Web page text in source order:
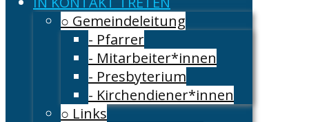
○ Gemeindeleitung
- Pfarrer
- Mitarbeiter*innen
- Presbyterium
- Kirchendiener*innen
○ Links